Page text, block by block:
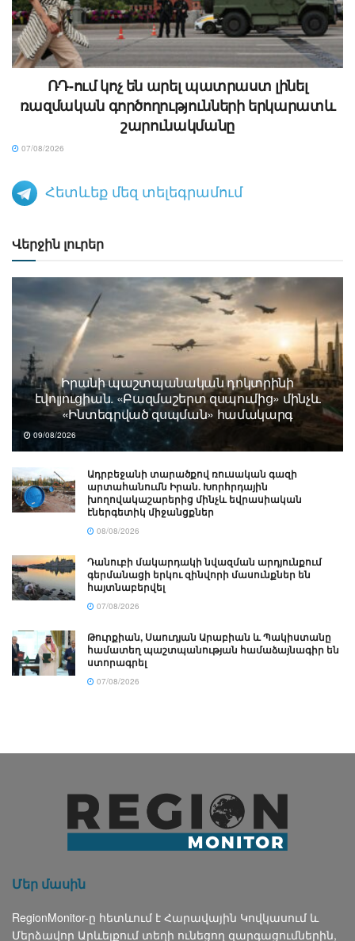
ՌԴ-ում կոչ են արել պատրաստ լինել
ռազմական գործողությունների երկարատև
շարունակմանը
07/08/2026
Հետևեք մեզ տելեգրամում
Վերջին լուրեր
Իրանի պաշտպանական դոկտրինի
էվոլյուցիան. «Բազմաշերտ զսպումից» մինչև
«Ինտեգրված զսպման» համակարգ
09/08/2026
Ադրբեջանի տարածքով ռուսական գազի
արտահանումն Իրան. Խորհրդային
խողովակաշարերից մինչև եվրասիական
էներգետիկ միջանցքներ
08/08/2026
Դանուբի մակարդակի նվազման արդյունքում
գերմանացի երկու զինվորի մասունքներ են
հայտնաբերվել
07/08/2026
Թուրքիան, Սաուդյան Արաբիան և Պակիստանը
համատեղ պաշտպանության համաձայնագիր են
ստորագրել
07/08/2026
Մեր մասին
RegionMonitor-ը հետևում է Հարավային Կովկասում և
Մերձավոր Արևելքում տեղի ունեցող զարգացումներին,